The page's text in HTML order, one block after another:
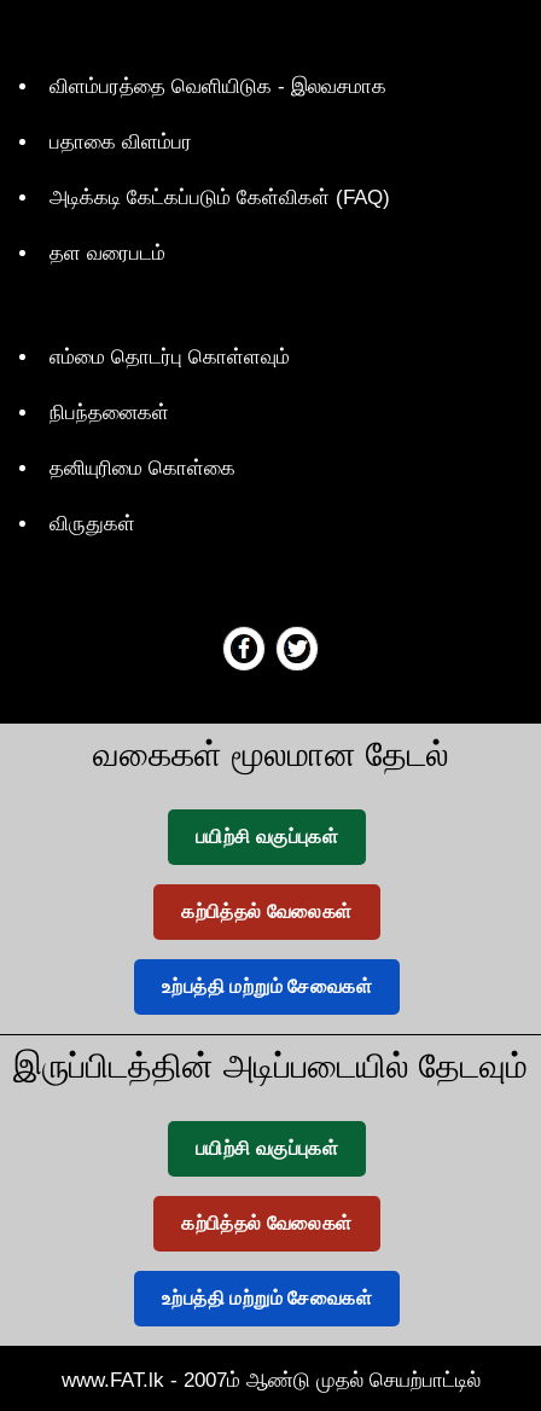
விளம்பரத்தை வெளியிடுக - இலவசமாக
பதாகை விளம்பர
அடிக்கடி கேட்கப்படும் கேள்விகள் (FAQ)
தள வரைபடம்
எம்மை தொடர்பு கொள்ளவும்
நிபந்தனைகள்
தனியுரிமை கொள்கை
விருதுகள்
வகைகள் மூலமான தேடல்
பயிற்சி வகுப்புகள்
கற்பித்தல் வேலைகள்
உற்பத்தி மற்றும் சேவைகள்
இருப்பிடத்தின் அடிப்படையில் தேடவும்
பயிற்சி வகுப்புகள்
கற்பித்தல் வேலைகள்
உற்பத்தி மற்றும் சேவைகள்
www.FAT.lk - 2007ம் ஆண்டு முதல் செயற்பாட்டில்